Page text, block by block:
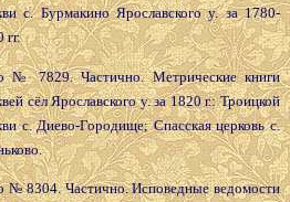
с. Бурмакино Ярославского у. за 1780-
гг.
№ 7829. Частично. Метрические книги
сёл Ярославского у. за 1820 г.: Троицкой
с. Диево-Городище; Спасская церковь с.
№ 8304. Частично. Исповедные ведомости